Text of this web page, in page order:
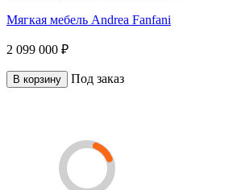
Мягкая мебель Andrea Fanfani
2 099 000 ₽
В корзину Под заказ